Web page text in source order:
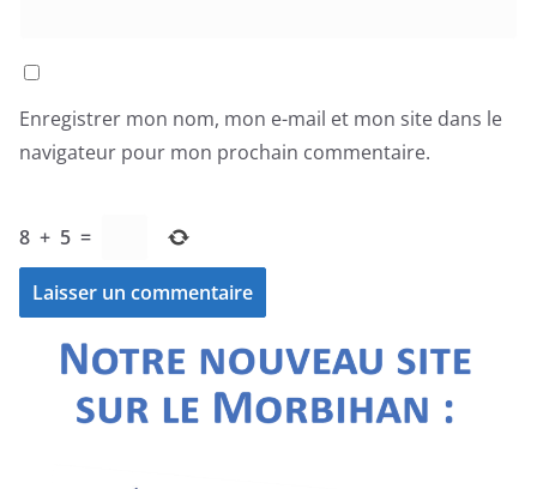
Enregistrer mon nom, mon e-mail et mon site dans le
navigateur pour mon prochain commentaire.
8 + 5 =